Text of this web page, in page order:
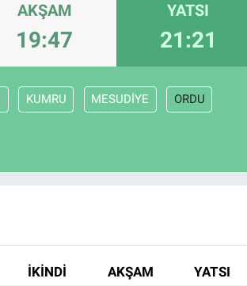
AKŞAM
19:47
YATSI
21:21
KUMRU MESUDİYE ORDU
İKINDI AKŞAM
YATSI